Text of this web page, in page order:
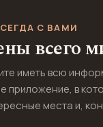
С ВАМИ
всего
иметь всю
приложение, в
места и,